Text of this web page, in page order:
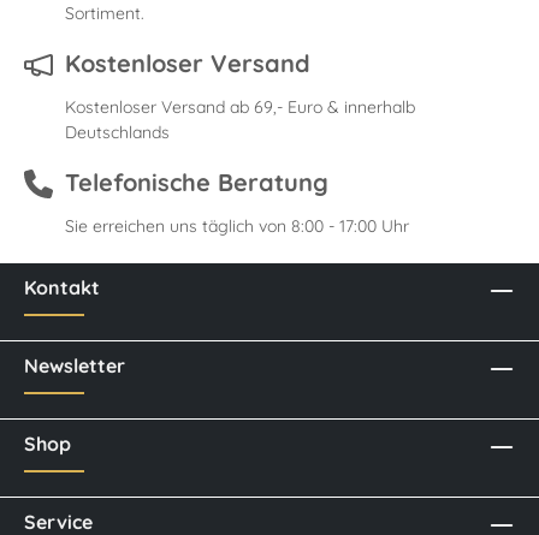
Sortiment.
Kostenloser Versand
Kostenloser Versand ab 69,- Euro & innerhalb
Deutschlands
Telefonische Beratung
Sie erreichen uns täglich von 8:00 - 17:00 Uhr
Kontakt
Newsletter
Shop
Service